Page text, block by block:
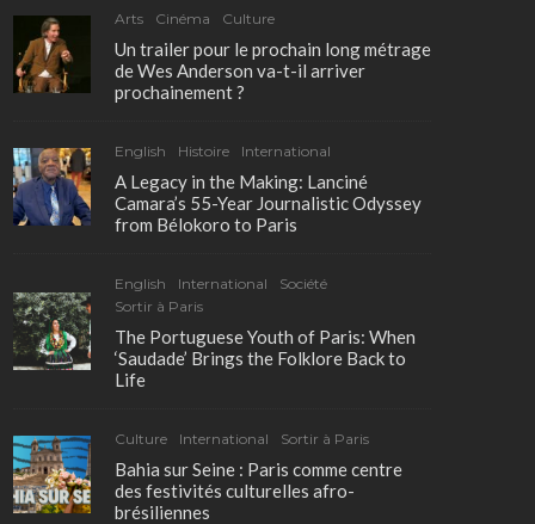
Arts Cinéma Culture
Un trailer pour le prochain long métrage
de Wes Anderson va-t-il arriver
prochainement ?
English Histoire International
A Legacy in the Making: Lanciné
Camara’s 55-Year Journalistic Odyssey
from Bélokoro to Paris
English International
Société
Sortir à Paris
The Portuguese Youth of Paris: When
‘Saudade’ Brings the Folklore Back to
Life
Culture International Sortir à Paris
Bahia sur Seine : Paris comme centre
des festivités culturelles afro-
brésiliennes